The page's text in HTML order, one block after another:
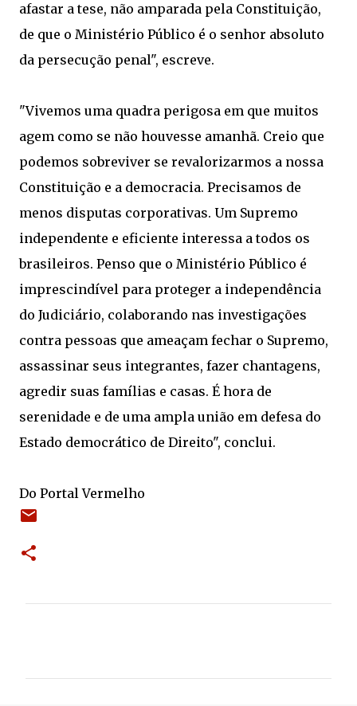
afastar a tese, não amparada pela Constituição,
de que o Ministério Público é o senhor absoluto
da persecução penal", escreve.
"Vivemos uma quadra perigosa em que muitos
agem como se não houvesse amanhã. Creio que
podemos sobreviver se revalorizarmos a nossa
Constituição e a democracia. Precisamos de
menos disputas corporativas. Um Supremo
independente e eficiente interessa a todos os
brasileiros. Penso que o Ministério Público é
imprescindível para proteger a independência
do Judiciário, colaborando nas investigações
contra pessoas que ameaçam fechar o Supremo,
assassinar seus integrantes, fazer chantagens,
agredir suas famílias e casas. É hora de
serenidade e de uma ampla união em defesa do
Estado democrático de Direito", conclui.
Do Portal Vermelho